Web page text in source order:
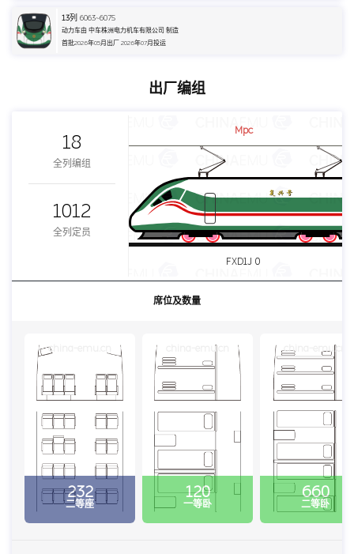
13列 6063~6075
动力车由 中车株洲电力机车有限公司 制造
首批2026年05月出厂 2026年07月投运
出厂编组
18
全列编组
1012
全列定员
Mpc
FXD1J 0
席位及数量
232
二等座
china-emu.cn
120
一等卧
china-emu.cn
660
二等卧
china-emu.cn